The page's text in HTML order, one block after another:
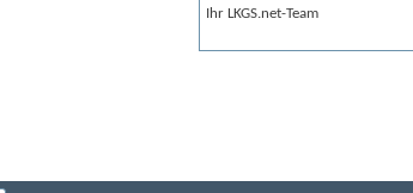
Ihr LKGS.net-Team